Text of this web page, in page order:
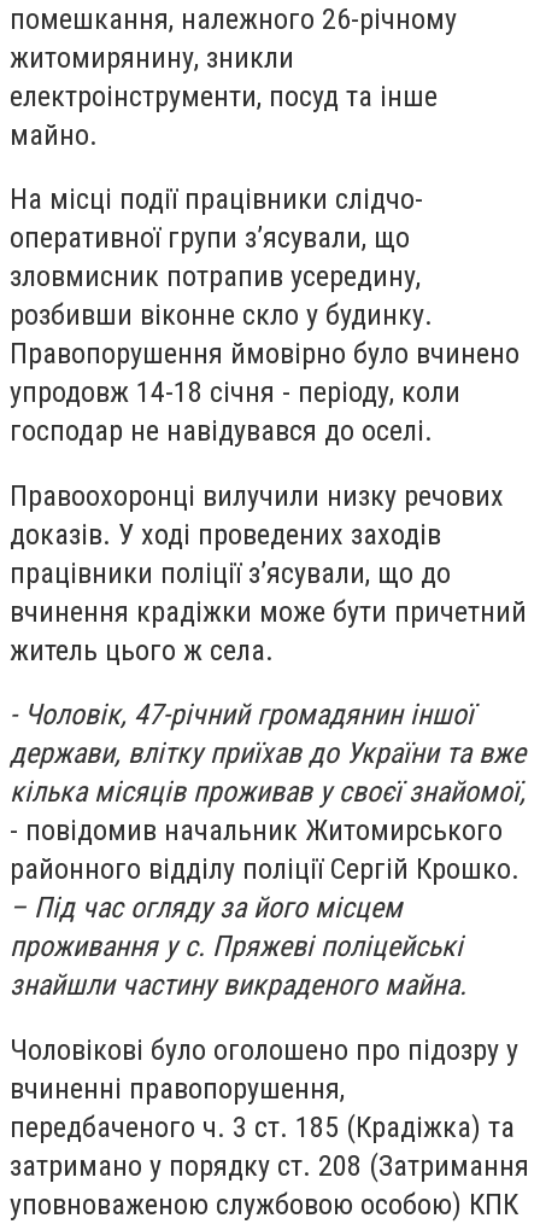
помешкання, належного 26-річному
житомирянину, зникли
електроінструменти, посуд та інше
майно.
На місці події працівники слідчо-
оперативної групи з’ясували, що
зловмисник потрапив усередину,
розбивши віконне скло у будинку.
Правопорушення ймовірно було вчинено
упродовж 14-18 січня - періоду, коли
господар не навідувався до оселі.
Правоохоронці вилучили низку речових
доказів. У ході проведених заходів
працівники поліції з’ясували, що до
вчинення крадіжки може бути причетний
житель цього ж села.
- Чоловік, 47-річний громадянин іншої
держави, влітку приїхав до України та вже
кілька місяців проживав у своєї знайомої,
- повідомив начальник Житомирського
районного відділу поліції Сергій Крошко.
– Під час огляду за його місцем
проживання у с. Пряжеві поліцейські
знайшли частину викраденого майна.
Чоловікові було оголошено про підозру у
вчиненні правопорушення,
передбаченого ч. 3 ст. 185 (Крадіжка) та
затримано у порядку ст. 208 (Затримання
уповноваженою службовою особою) КПК